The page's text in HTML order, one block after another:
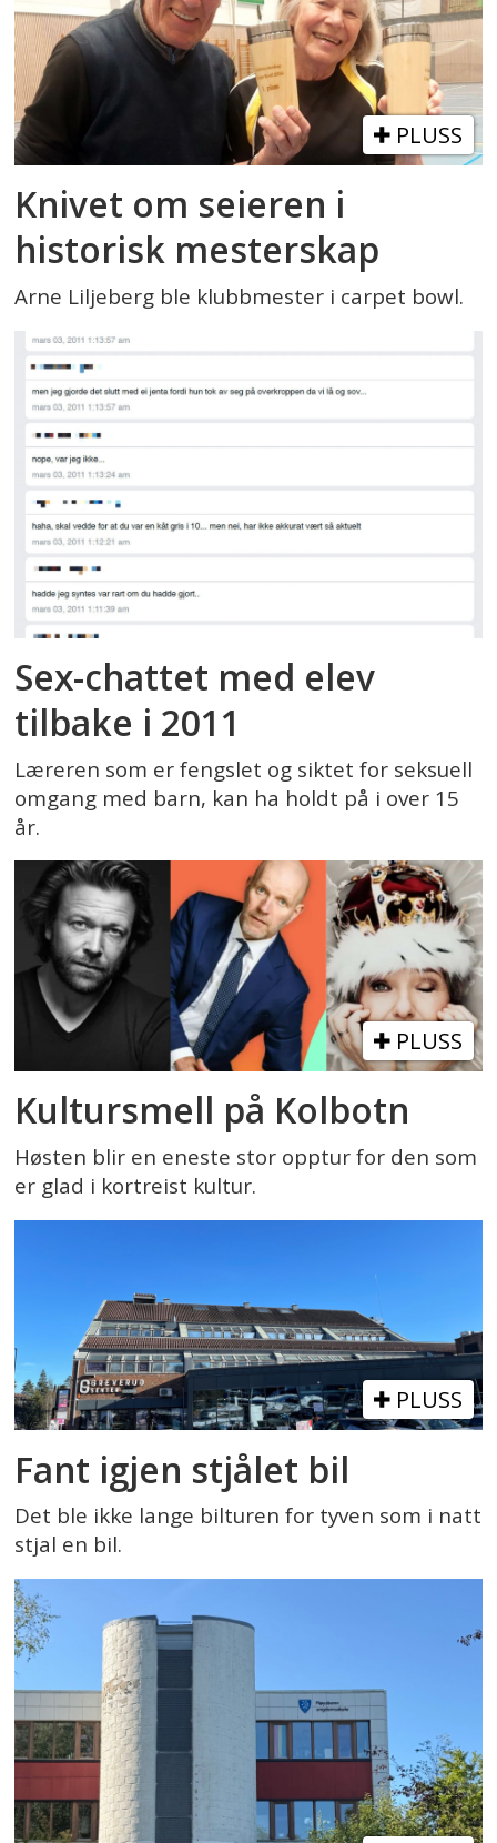
PLUSS
Knivet om seieren i
historisk mesterskap
Arne Liljeberg ble klubbmester i carpet bowl.
Sex-chattet med elev
tilbake i 2011
Læreren som er fengslet og siktet for seksuell
omgang med barn, kan ha holdt på i over 15
år.
PLUSS
Kultursmell på Kolbotn
Høsten blir en eneste stor opptur for den som
er glad i kortreist kultur.
PLUSS
Fant igjen stjålet bil
Det ble ikke lange bilturen for tyven som i natt
stjal en bil.